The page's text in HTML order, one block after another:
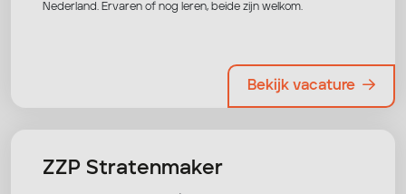
Nederland. Ervaren of nog leren, beide zijn welkom.
Bekijk vacature
ZZP Stratenmaker